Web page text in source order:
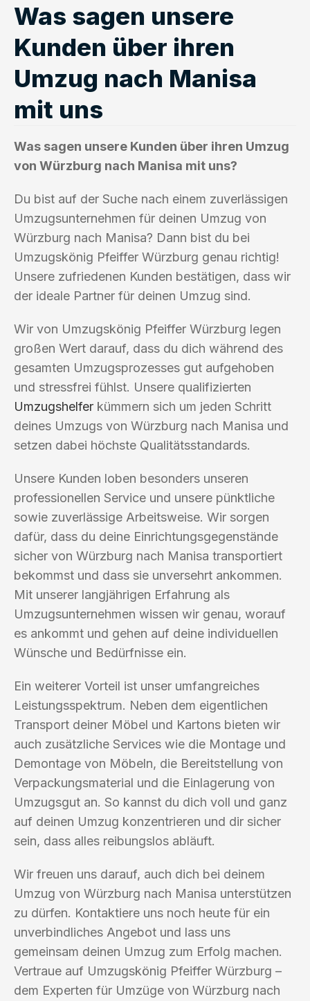
Was sagen unsere
Kunden über ihren
Umzug nach Manisa
mit uns
Was sagen unsere Kunden über ihren Umzug
von Würzburg nach Manisa mit uns?
Du bist auf der Suche nach einem zuverlässigen
Umzugsunternehmen für deinen Umzug von
Würzburg nach Manisa? Dann bist du bei
Umzugskönig Pfeiffer Würzburg genau richtig!
Unsere zufriedenen Kunden bestätigen, dass wir
der ideale Partner für deinen Umzug sind.
Wir von Umzugskönig Pfeiffer Würzburg legen
großen Wert darauf, dass du dich während des
gesamten Umzugsprozesses gut aufgehoben
und stressfrei fühlst. Unsere qualifizierten
Umzugshelfer kümmern sich um jeden Schritt
deines Umzugs von Würzburg nach Manisa und
setzen dabei höchste Qualitätsstandards.
Unsere Kunden loben besonders unseren
professionellen Service und unsere pünktliche
sowie zuverlässige Arbeitsweise. Wir sorgen
dafür, dass du deine Einrichtungsgegenstände
sicher von Würzburg nach Manisa transportiert
bekommst und dass sie unversehrt ankommen.
Mit unserer langjährigen Erfahrung als
Umzugsunternehmen wissen wir genau, worauf
es ankommt und gehen auf deine individuellen
Wünsche und Bedürfnisse ein.
Ein weiterer Vorteil ist unser umfangreiches
Leistungsspektrum. Neben dem eigentlichen
Transport deiner Möbel und Kartons bieten wir
auch zusätzliche Services wie die Montage und
Demontage von Möbeln, die Bereitstellung von
Verpackungsmaterial und die Einlagerung von
Umzugsgut an. So kannst du dich voll und ganz
auf deinen Umzug konzentrieren und dir sicher
sein, dass alles reibungslos abläuft.
Wir freuen uns darauf, auch dich bei deinem
Umzug von Würzburg nach Manisa unterstützen
zu dürfen. Kontaktiere uns noch heute für ein
unverbindliches Angebot und lass uns
gemeinsam deinen Umzug zum Erfolg machen.
Vertraue auf Umzugskönig Pfeiffer Würzburg –
dem Experten für Umzüge von Würzburg nach